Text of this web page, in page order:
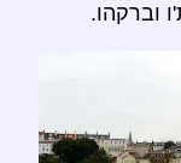
וברקהו.